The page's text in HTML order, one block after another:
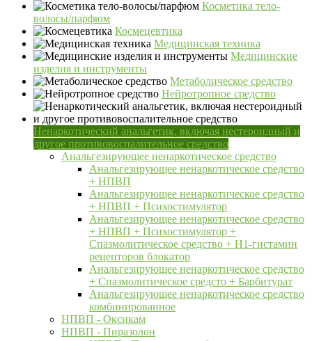
Косметика тело-
волосы/парфюм
Космецевтика
Медицинская техника
Медицинские
изделия и инструменты
Метаболическое средство
Нейротропное средство
Ненаркотический анальгетик, включая нестероидный и
другое противовоспалительное средство
Анальгезирующее ненаркотическое средство
Анальгезирующее ненаркотическое средство
+ НПВП
Анальгезирующее ненаркотическое средство
+ НПВП + Психостимулятор
Анальгезирующее ненаркотическое средство
+ НПВП + Психостимулятор +
Спазмолитическое средство + H1-гистамин
рецепторов блокатор
Анальгезирующее ненаркотическое средство
+ Спазмолитическое средсто + Барбитурат
Анальгезирующее ненаркотическое средство
комбинированное
НПВП - Оксикам
НПВП - Пиразолон